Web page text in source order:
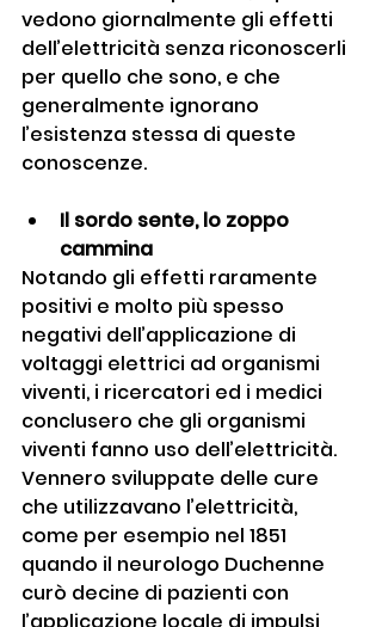
vedono giornalmente gli effetti
dell’elettricità senza riconoscerli
per quello che sono, e che
generalmente ignorano
l’esistenza stessa di queste
conoscenze.
Il sordo sente, lo zoppo
cammina
Notando gli effetti raramente
positivi e molto più spesso
negativi dell’applicazione di
voltaggi elettrici ad organismi
viventi, i ricercatori ed i medici
conclusero che gli organismi
viventi fanno uso dell’elettricità.
Vennero sviluppate delle cure
che utilizzavano l’elettricità,
come per esempio nel 1851
quando il neurologo Duchenne
curò decine di pazienti con
l’applicazione locale di impulsi